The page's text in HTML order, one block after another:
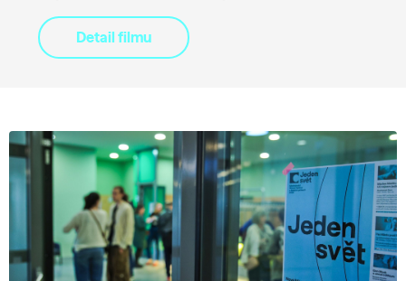
Detail filmu